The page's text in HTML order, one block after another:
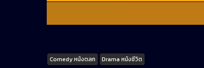
Tags
Comedy หนังตลก Drama หนังชีวิต